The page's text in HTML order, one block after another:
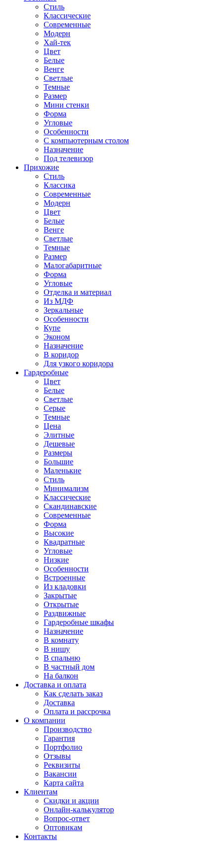
Стиль
Классические
Современные
Модерн
Хай-тек
Цвет
Белые
Венге
Светлые
Темные
Размер
Мини стенки
Форма
Угловые
Особенности
С компьютерным столом
Назначение
Под телевизор
Прихожие
Стиль
Классика
Современные
Модерн
Цвет
Белые
Венге
Светлые
Темные
Размер
Малогабаритные
Форма
Угловые
Отделка и материал
Из МДФ
Зеркальные
Особенности
Купе
Эконом
Назначение
В коридор
Для узкого коридора
Гардеробные
Цвет
Белые
Светлые
Серые
Темные
Цена
Элитные
Дешевые
Размеры
Большие
Маленькие
Стиль
Минимализм
Классические
Скандинавские
Современные
Форма
Высокие
Квадратные
Угловые
Низкие
Особенности
Встроенные
Из кладовки
Закрытые
Открытые
Раздвижные
Гардеробные шкафы
Назначение
В комнату
В нишу
В спальню
В частный дом
На балкон
Доставка и оплата
Как сделать заказ
Доставка
Оплата и рассрочка
О компании
Производство
Гарантия
Портфолио
Отзывы
Реквизиты
Вакансии
Карта сайта
Клиентам
Скидки и акции
Онлайн-калькулятор
Вопрос-ответ
Оптовикам
Контакты